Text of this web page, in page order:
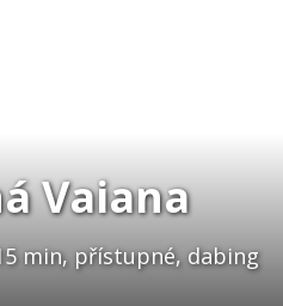
Vaiana
min, přístupné, dabing